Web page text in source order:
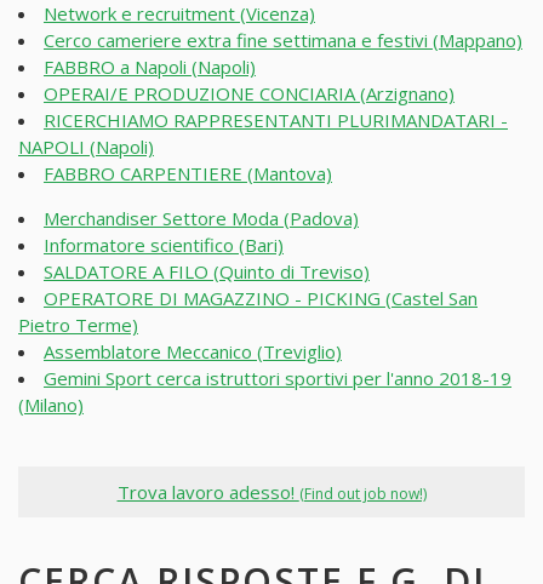
Network e recruitment (Vicenza)
Cerco cameriere extra fine settimana e festivi (Mappano)
FABBRO a Napoli (Napoli)
OPERAI/E PRODUZIONE CONCIARIA (Arzignano)
RICERCHIAMO RAPPRESENTANTI PLURIMANDATARI -
NAPOLI (Napoli)
FABBRO CARPENTIERE (Mantova)
Merchandiser Settore Moda (Padova)
Informatore scientifico (Bari)
SALDATORE A FILO (Quinto di Treviso)
OPERATORE DI MAGAZZINO - PICKING (Castel San
Pietro Terme)
Assemblatore Meccanico (Treviglio)
Gemini Sport cerca istruttori sportivi per l'anno 2018-19
(Milano)
Trova lavoro adesso! (Find out job now!)